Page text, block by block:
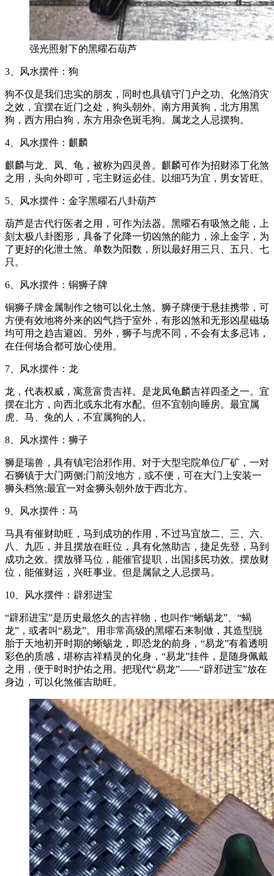
强光照射下的黑曜石葫芦
3、风水摆件：狗
狗不仅是我们忠实的朋友，同时也具镇守门户之功、化煞消灾
之效，宜摆在近门之处，狗头朝外。南方用黃狗，北方用黑
狗，西方用白狗，东方用杂色斑毛狗。属龙之人忌摆狗。
4、风水摆件：麒麟
麒麟与龙、凤、龟，被称为四灵兽。麒麟可作为招财添丁化煞
之用，头向外即可，宅主财运必佳。以细巧为宜，男女皆旺。
5、风水摆件：金字黑曜石八卦葫芦
葫芦是古代行医者之用，可作为法器。黑曜石有吸煞之能，上
刻太极八卦图形，具备了化降一切凶煞的能力，涂上金字，为
了更好的化泄土煞。单数为阳数，所以最好用三只、五只、七
只。
6、风水摆件：铜狮子牌
铜狮子牌金属制作之物可以化土煞。狮子牌便于悬挂携带，可
方便有效地将外来的凶气挡于室外，有形凶煞和无形凶星磁场
均可用之趋吉避凶。另外，狮子与虎不同，不会有太多忌讳，
在任何场合都可放心使用。
7、风水摆件：龙
龙，代表权威，寓意富贵吉祥。是龙凤龟麟吉祥四圣之一。宜
摆在北方，向西北或东北有水配。但不宜朝向睡房。最宜属
虎、马、兔的人，不宜属狗的人。
8、风水摆件：狮子
狮是瑞兽，具有镇宅治邪作用。对于大型宅院单位厂矿，一对
石狮镇于大门两侧;门前没地方，或不便，可在大门上安装一
狮头档煞;最宜一对金狮头朝外放于西北方。
9、风水摆件：马
马具有催财助旺，马到成功的作用，不过马宜放二、三、六、
八、九匹，并且摆放在旺位，具有化煞助吉，捷足先登，马到
成功之效。摆放驿马位，能催官提职，出国拸民功效。摆放财
位，能催财运，兴旺事业。但是属鼠之人忌摆马。
10、风水摆件：辟邪进宝
“辟邪进宝”是历史最悠久的吉祥物，也叫作“蜥蜴龙”、“蝎
龙”，或者叫“易龙”。用非常高级的黑曜石来制做，其造型脱
胎于天地初开时期的蜥蜴龙，即恐龙的前身，“易龙”有着透明
彩色的质感，堪称吉祥精灵的化身，“易龙”挂件，是随身佩戴
之用，便于时时护佑之用。把现代“易龙”——“辟邪进宝”放在
身边，可以化煞催吉助旺。